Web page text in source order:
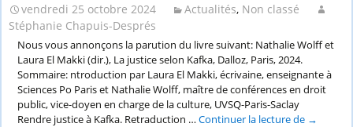
vendredi 25 octobre 2024 Actualités, Non classé
Stéphanie Chapuis-Després
Nous vous annonçons la parution du livre suivant: Nathalie Wolff et
Laura El Makki (dir.), La justice selon Kafka, Dalloz, Paris, 2024.
Sommaire: ntroduction par Laura El Makki, écrivaine, enseignante à
Sciences Po Paris et Nathalie Wolff, maître de conférences en droit
public, vice-doyen en charge de la culture, UVSQ-Paris-Saclay
Rendre justice à Kafka. Retraduction …Continuer la lecture de →